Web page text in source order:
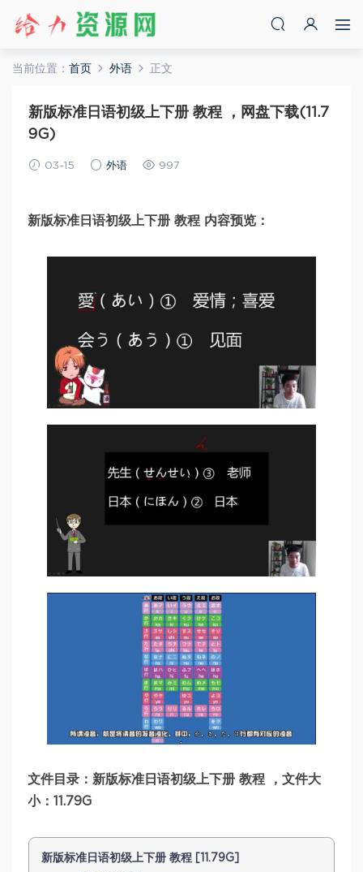
当前位置： 首页 外语 正文
新版标准日语初级上下册 教程 ，网盘下载(11.7
9G)
03-15 外语 997
新版标准日语初级上下册 教程 内容预览：
文件目录：新版标准日语初级上下册 教程 ，文件大
小：11.79G
新版标准日语初级上下册 教程 [11.79G]